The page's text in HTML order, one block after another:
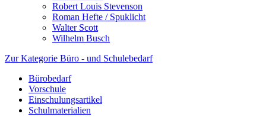
Robert Louis Stevenson
Roman Hefte / Spuklicht
Walter Scott
Wilhelm Busch
Zur Kategorie Büro - und Schulebedarf
Bürobedarf
Vorschule
Einschulungsartikel
Schulmaterialien